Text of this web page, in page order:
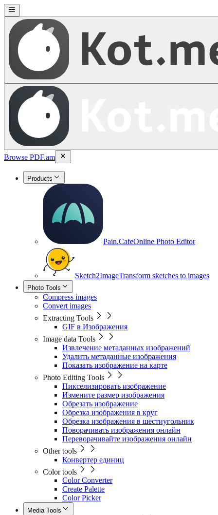
Browse PDF.am
Products
Pain.CafeOnline Photo Editor
Sketch2ImageTransform sketches to images
Photo Tools
Compress images
Convert images
Extracting Tools
GIF в Изображения
Image data Tools
Извлечение метаданных изображений
Удалить метаданные изображения
Показать изображение на карте
Photo Editing Tools
Пикселизировать изображение
Измените размер изображения
Обрезать изображение
Обрезка изображения в круг
Обрезка изображения в шестиугольник
Поворачивать изображения онлайн
Переворачивайте изображения онлайн
Other tools
Конвертер единиц
Color tools
Color Converter
Create Palette
Color Picker
Media Tools